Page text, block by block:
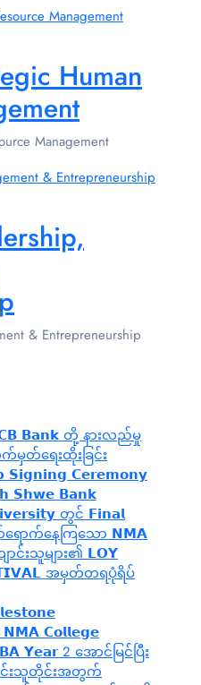
Human
Management
& Entrepreneurship
𝗕𝗮𝗻𝗸 တို့ နားလည်မှု
မှတ်ရေးထိုးခြင်း
𝗦𝗶𝗴𝗻𝗶𝗻𝗴 𝗖𝗲𝗿𝗲𝗺𝗼𝗻𝘆
𝗦𝗵𝘄𝗲 𝗕𝗮𝗻𝗸
တွင် 𝗙𝗶𝗻𝗮𝗹
ာက်နေကြသော 𝗡𝗠𝗔
ာင်းသူများ၏ 𝗟𝗢𝗬
အမှတ်တရပုံရိပ်
𝗡𝗠𝗔 𝗖𝗼𝗹𝗹𝗲𝗴𝗲
𝗬𝗲𝗮𝗿 2 အောင်မြင်ပြီး
ာင်းသူတိုင်းအတွက်